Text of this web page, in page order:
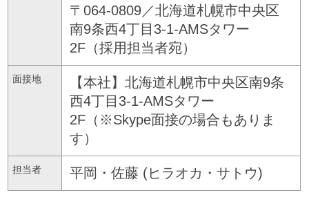
〒064-0809／北海道札幌市中央区
南9条西4丁目3-1-AMSタワー
2F（採用担当者宛）
面接地
【本社】北海道札幌市中央区南9条
西4丁目3-1-AMSタワー
2F（※Skype面接の場合もありま
す）
担当者 平岡・佐藤 (ヒラオカ・サトウ)